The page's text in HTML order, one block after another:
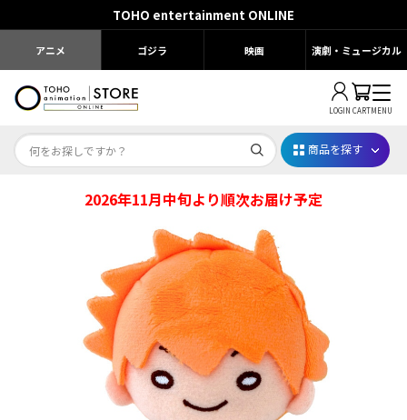
TOHO entertainment ONLINE
アニメ ゴジラ 映画 演劇・ミュージカル
LOGIN CARTMENU
じゅじゅフェス 2026
薬屋のひとりごと 夏の園遊会2026
名探偵コナン
アニメ『僕のヒーローアカデミア』10周年
商品を探す
2026年11月中旬より順次お届け予定